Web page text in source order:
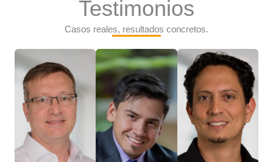
Testimonios
Casos reales, resultados concretos.